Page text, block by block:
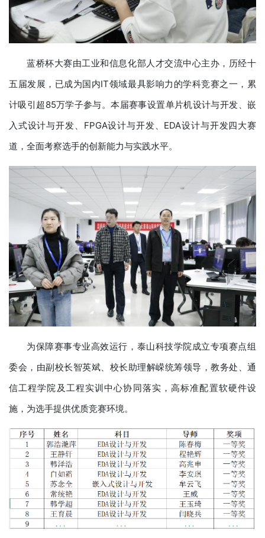
蓝桥杯大赛由工业和信息化部人才交流中心主办，历经十
五届发展，已成为国内IT领域最具影响力的学科竞赛之一，累
计吸引超85万学子参与。本届赛事设置单片机设计与开发、嵌
入式设计与开发、FPGA设计与开发、EDA设计与开发四大赛
道，全面考察选手的创新能力与实践水平。
为保障赛事专业高效运行，泰山科技学院成立专项赛点组
委会，由副校长智英斌、校长助理解嵘统筹领导，教务处、通
信工程学院及工程实训中心协同落实，高标准配置软硬件设
施，为选手提供优质竞赛环境。